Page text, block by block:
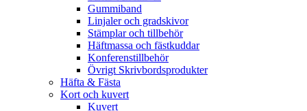
Gummiband
Linjaler och gradskivor
Stämplar och tillbehör
Häftmassa och fästkuddar
Konferenstillbehör
Övrigt Skrivbordsprodukter
Häfta & Fästa
Kort och kuvert
Kuvert